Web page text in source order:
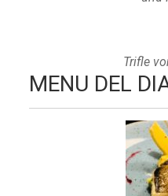
Trifle
MENU DEL